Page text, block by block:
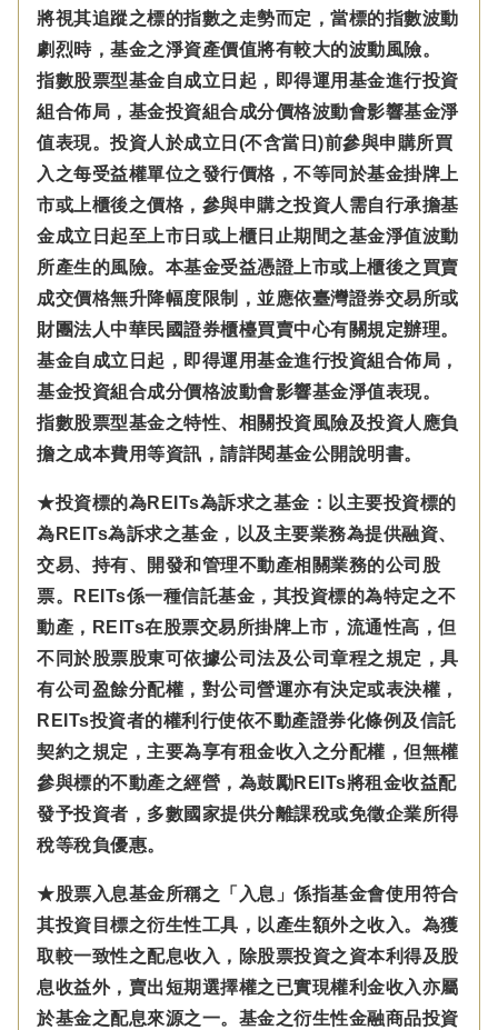
將視其追蹤之標的指數之走勢而定，當標的指數波動
劇烈時，基金之淨資產價值將有較大的波動風險。
指數股票型基金自成立日起，即得運用基金進行投資
組合佈局，基金投資組合成分價格波動會影響基金淨
值表現。投資人於成立日(不含當日)前參與申購所買
入之每受益權單位之發行價格，不等同於基金掛牌上
市或上櫃後之價格，參與申購之投資人需自行承擔基
金成立日起至上市日或上櫃日止期間之基金淨值波動
所產生的風險。本基金受益憑證上市或上櫃後之買賣
成交價格無升降幅度限制，並應依臺灣證券交易所或
財團法人中華民國證券櫃檯買賣中心有關規定辦理。
基金自成立日起，即得運用基金進行投資組合佈局，
基金投資組合成分價格波動會影響基金淨值表現。
指數股票型基金之特性、相關投資風險及投資人應負
擔之成本費用等資訊，請詳閱基金公開說明書。
★投資標的為REITs為訴求之基金：以主要投資標的
為REITs為訴求之基金，以及主要業務為提供融資、
交易、持有、開發和管理不動產相關業務的公司股
票。REITs係一種信託基金，其投資標的為特定之不
動產，REITs在股票交易所掛牌上市，流通性高，但
不同於股票股東可依據公司法及公司章程之規定，具
有公司盈餘分配權，對公司營運亦有決定或表決權，
REITs投資者的權利行使依不動產證券化條例及信託
契約之規定，主要為享有租金收入之分配權，但無權
參與標的不動產之經營，為鼓勵REITs將租金收益配
發予投資者，多數國家提供分離課稅或免徵企業所得
稅等稅負優惠。
★股票入息基金所稱之「入息」係指基金會使用符合
其投資目標之衍生性工具，以產生額外之收入。為獲
取較一致性之配息收入，除股票投資之資本利得及股
息收益外，賣出短期選擇權之已實現權利金收入亦屬
於基金之配息來源之一。基金之衍生性金融商品投資